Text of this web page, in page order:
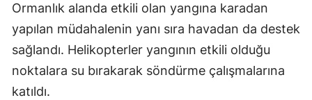
Ormanlık alanda etkili olan yangına karadan
yapılan müdahalenin yanı sıra havadan da destek
sağlandı. Helikopterler yangının etkili olduğu
noktalara su bırakarak söndürme çalışmalarına
katıldı.